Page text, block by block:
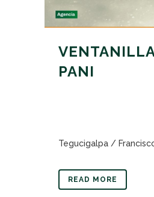
PANI
Tegucigalpa /
READ MORE